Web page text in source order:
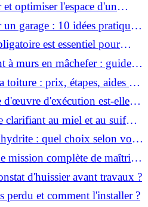
optimiser l'espace d'un
?
garage : 10 idées pratiques
est essentiel pour
?
à murs en mâchefer : guide
toiture : prix, étapes, aides et
d'exécution est-elle
chantiers ?
clarifiant au miel et au suif
?
: quel choix selon votre
mission complète de maîtrise
vos projets?
d'huissier avant travaux ?
perdu et comment l'installer ?